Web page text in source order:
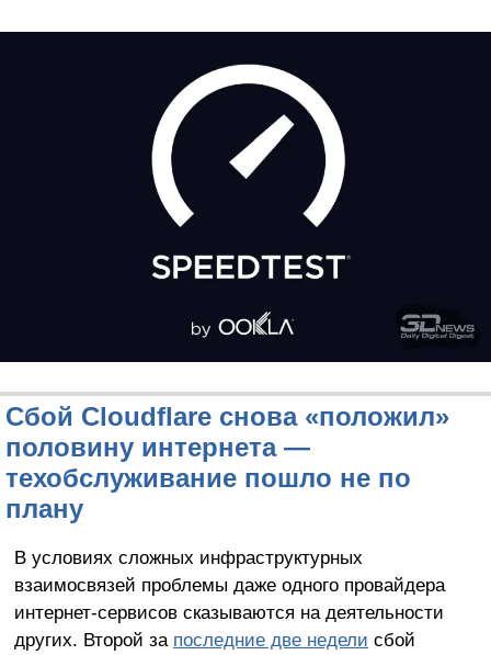
Сбой Cloudflare снова «положил»
половину интернета —
техобслуживание пошло не по
плану
В условиях сложных инфраструктурных
взаимосвязей проблемы даже одного провайдера
интернет-сервисов сказываются на деятельности
других. Второй за последние две недели сбой